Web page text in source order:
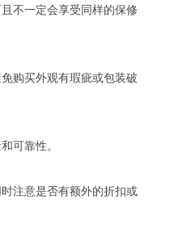
不一定会享受同样的保修
购买外观有瑕疵或包装破
可靠性。
注意是否有额外的折扣或